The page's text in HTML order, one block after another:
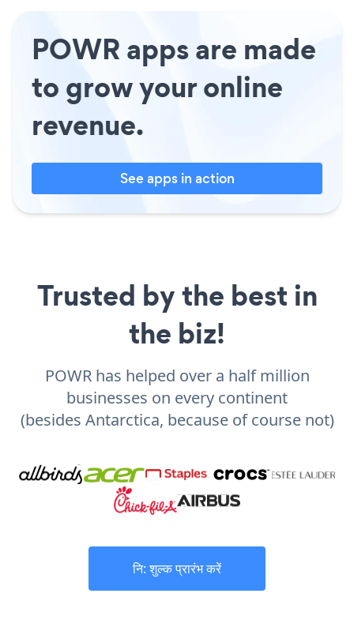
POWR apps are made
to grow your online
revenue.
See apps in action
Trusted by the best in
the biz!
POWR has helped over a half million
businesses on every continent
(besides Antarctica, because of course not)
नि: शुल्क प्रारंभ करें